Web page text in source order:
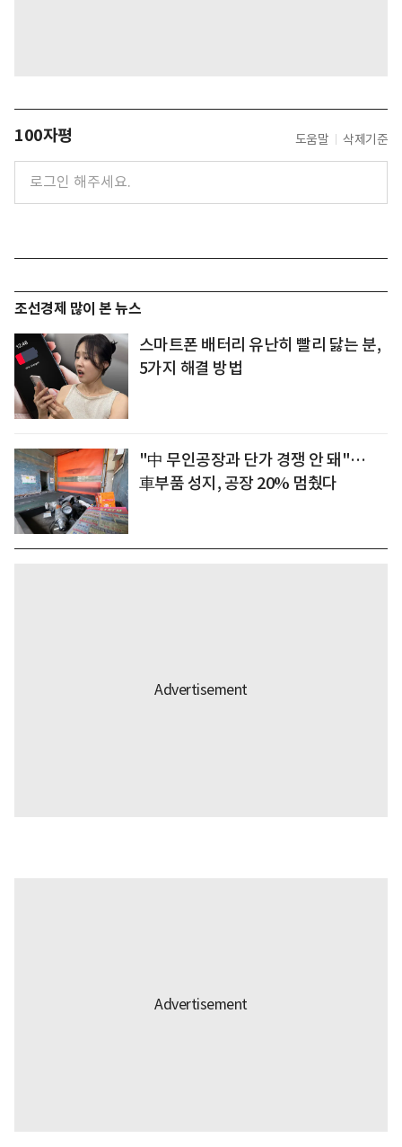
100자평 도움말 삭제기준
조선경제 많이 본 뉴스
스마트폰 배터리 유난히 빨리 닳는 분,
5가지 해결 방법
"中 무인공장과 단가 경쟁 안 돼"…
車부품 성지, 공장 20% 멈췄다